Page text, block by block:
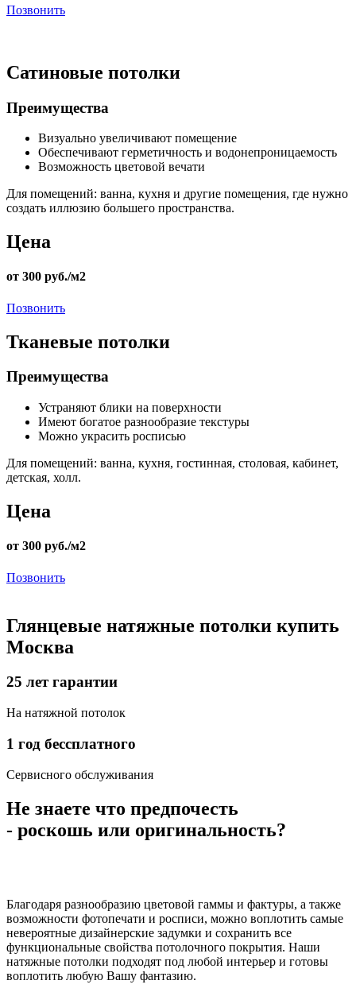
Позвонить
Сатиновые потолки
Преимущества
Визуально увеличивают помещение
Обеспечивают герметичность и водонепроницаемость
Возможность цветовой вечати
Для помещений: ванна, кухня и другие помещения, где нужно
создать иллюзию большего пространства.
Цена
от 300 руб./м2
Позвонить
Тканевые потолки
Преимущества
Устраняют блики на поверхности
Имеют богатое разнообразие текстуры
Можно украсить росписью
Для помещений: ванна, кухня, гостинная, столовая, кабинет,
детская, холл.
Цена
от 300 руб./м2
Позвонить
Глянцевые натяжные потолки купить
Москва
25 лет гарантии
На натяжной потолок
1 год бессплатного
Сервисного обслуживания
Не знаете что предпочесть
- роскошь или оригинальность?
Благодаря разнообразию цветовой гаммы и фактуры, а также
возможности фотопечати и росписи, можно воплотить самые
невероятные дизайнерские задумки и сохранить все
функциональные свойства потолочного покрытия. Наши
натяжные потолки подходят под любой интерьер и готовы
воплотить любую Вашу фантазию.